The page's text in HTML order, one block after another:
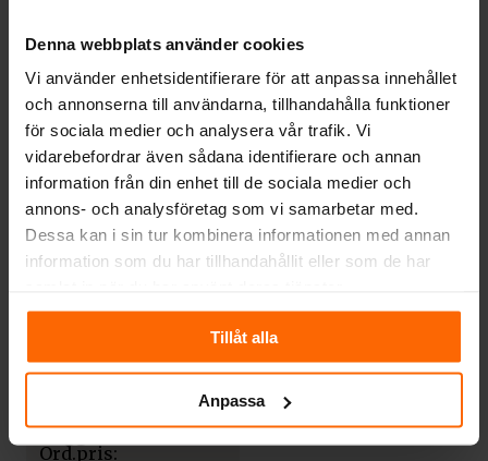
Denna webbplats använder cookies
Vi använder enhetsidentifierare för att anpassa innehållet
och annonserna till användarna, tillhandahålla funktioner
för sociala medier och analysera vår trafik. Vi
vidarebefordrar även sådana identifierare och annan
information från din enhet till de sociala medier och
annons- och analysföretag som vi samarbetar med.
Dessa kan i sin tur kombinera informationen med annan
information som du har tillhandahållit eller som de har
Tillåt alla
Anpassa
RÖKRÖR
Rökrör
Ø125x300mm – med
spjäll
1 018kr
RÖKRÖR
Rökrör Ø150 –
Vinklad 1×90° med
sotlucka
1 199kr
Väggrosett